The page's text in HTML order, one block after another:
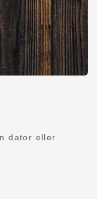
dator eller